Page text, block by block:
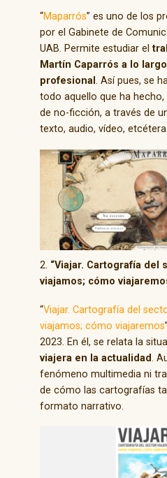
“Maparrós” es uno de los
por el Gabinete de
UAB. Permite estudiar el
Martín Caparrós a lo
profesional
. Así pues, se
todo aquello que ha
de no-ficción, a través de
texto, audio, vídeo, etcétera.
2. “Viajar. Cartografía del
viajamos; cómo
“Viajar. Cartografía del
viajamos; cómo viajaremos
2023. En él, se relata la
viajera en la actualidad .
fenómeno multimedia ni
de cómo las cartografías
formato narrativo.